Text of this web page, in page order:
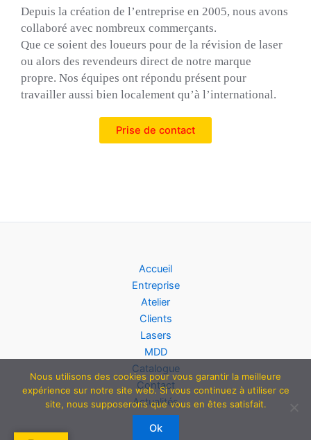
Depuis la création de l’entreprise en 2005, nous avons
collaboré avec nombreux commerçants.
Que ce soient des loueurs pour de la révision de laser
ou alors des revendeurs direct de notre marque
propre. Nos équipes ont répondu présent pour
travailler aussi bien localement qu’à l’international.
Prise de contact
Accueil
Entreprise
Atelier
Clients
Lasers
MDD
Catalogue
Contact
Actualités
Nous utilisons des cookies pour vous garantir la meilleure
expérience sur notre site web. Si vous continuez à utiliser ce
site, nous supposerons que vous en êtes satisfait.
Ok